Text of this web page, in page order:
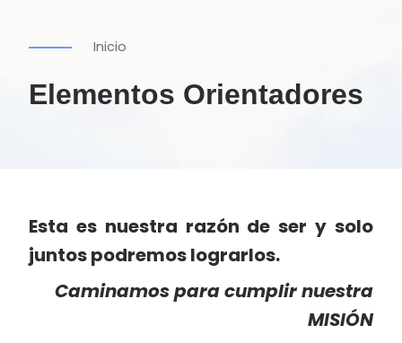
Inicio
Elementos Orientadores
Esta es nuestra razón de ser y solo
juntos podremos lograrlos.
Caminamos para cumplir nuestra
MISIÓN